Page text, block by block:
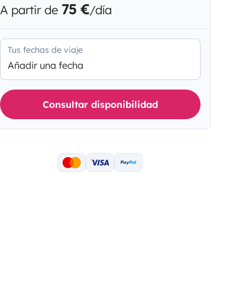
A partir de 75 €/día
Tus fechas de viaje
Añadir una fecha
Consultar disponibilidad